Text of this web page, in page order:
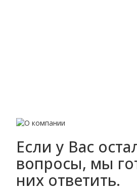
Если у Вас
вопросы, мы
них ответить.